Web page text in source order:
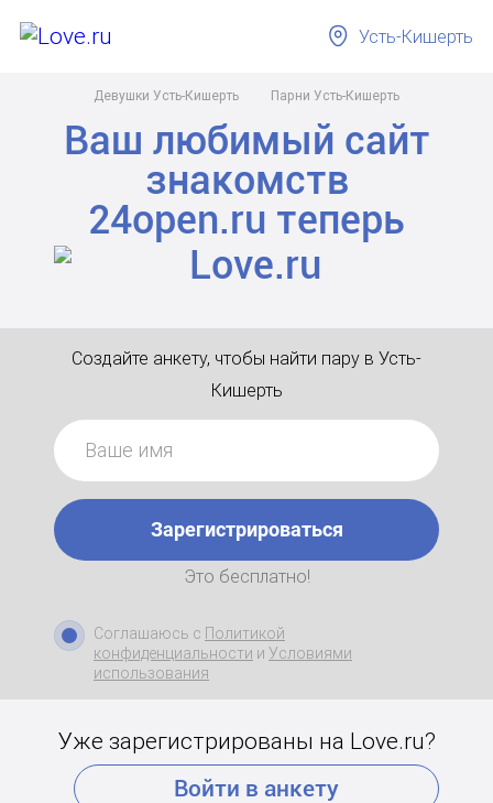
Девушки Усть-Кишерть Парни Усть-Кишерть
Усть-Кишерть
Ваш любимый сайт
знакомств
24open.ru теперь
Создайте анкету, чтобы найти пару в Усть-
Кишерть
Зарегистрироваться
Это бесплатно!
Соглашаюсь с Политикой
конфиденциальности и Условиями
использования
Уже зарегистрированы на Love.ru?
Войти в анкету